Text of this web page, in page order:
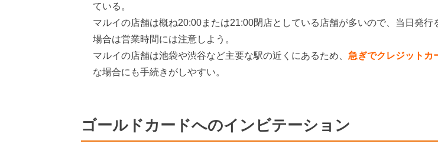
ている。
マルイの店舗は概ね20:00または21:00閉店としている店舗が多いので、当日発行
場合は営業時間には注意しよう。
マルイの店舗は池袋や渋谷など主要な駅の近くにあるため、 急ぎでクレジットカ
な場合にも手続きがしやすい。
ゴールドカードへのインビテーション